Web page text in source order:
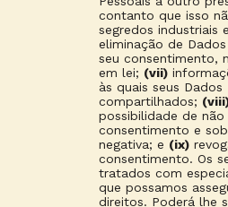
contanto que isso
segredos industriais
eliminação de
seu consentimento,
em lei; (vii)
às quais seus
compartilhados;
possibilidade de
consentimento e
negativa; e (ix)
consentimento. Os
tratados com
que possamos
direitos. Poderá lhe